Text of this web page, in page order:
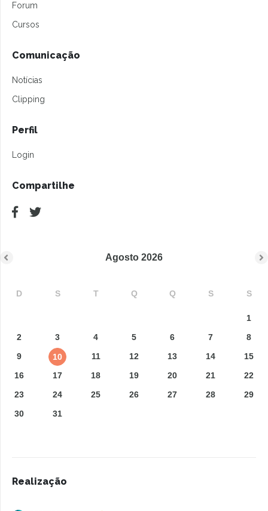
Forum
Cursos
Comunicação
Notícias
Clipping
Perfil
Login
Compartilhe
Agosto 2026
D S T Q Q S S
1
2
3 4 5 6 7
8
9
10 11 12 13 14
15
16
17 18 19 20 21
22
23
24 25 26 27 28
29
30
31
Realização